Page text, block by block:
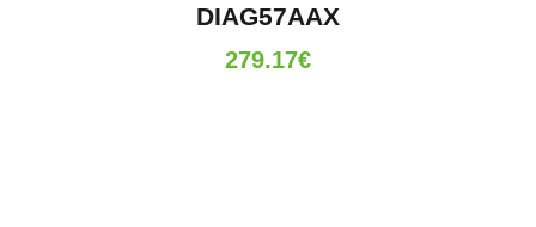
DIAG57AAX
279.17€